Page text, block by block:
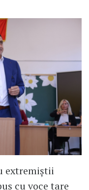
extremiștii
cu voce tare